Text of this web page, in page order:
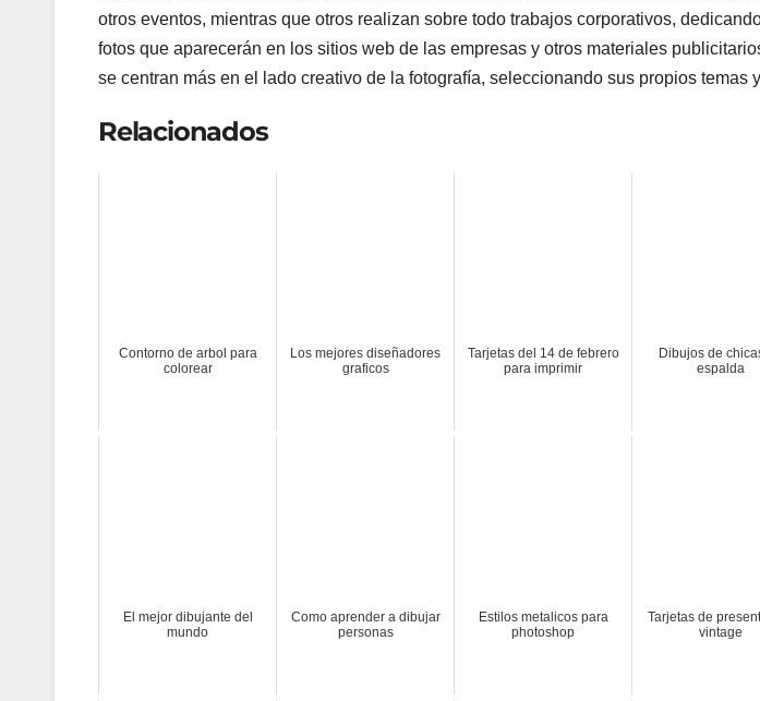
otros eventos, mientras que otros realizan sobre todo trabajos corporativos,
fotos que aparecerán en los sitios web de las empresas y otros materiales
se centran más en el lado creativo de la fotografía, seleccionando sus propios temas
Relacionados
Contorno de arbol para
colorear
Los mejores diseñadores
graficos
Tarjetas del 14 de febrero
para imprimir
Dibujos de
espalda
El mejor dibujante del
mundo
Como aprender a dibujar
personas
Estilos metalicos para
photoshop
Tarjetas de
vintage